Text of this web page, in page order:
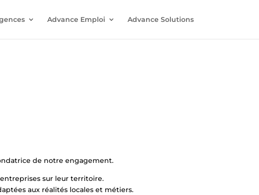
Advance Emploi Advance Solutions
de notre engagement.
sur leur territoire.
aux réalités locales et métiers.